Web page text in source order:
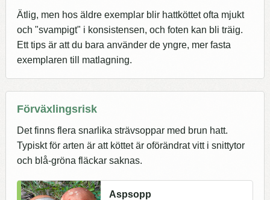
Ätlig, men hos äldre exemplar blir hattköttet ofta mjukt
och "svampigt" i konsistensen, och foten kan bli träig.
Ett tips är att du bara använder de yngre, mer fasta
exemplaren till matlagning.
Förväxlingsrisk
Det finns flera snarlika strävsoppar med brun hatt.
Typiskt för arten är att köttet är oförändrat vitt i snittytor
och blå-gröna fläckar saknas.
Aspsopp